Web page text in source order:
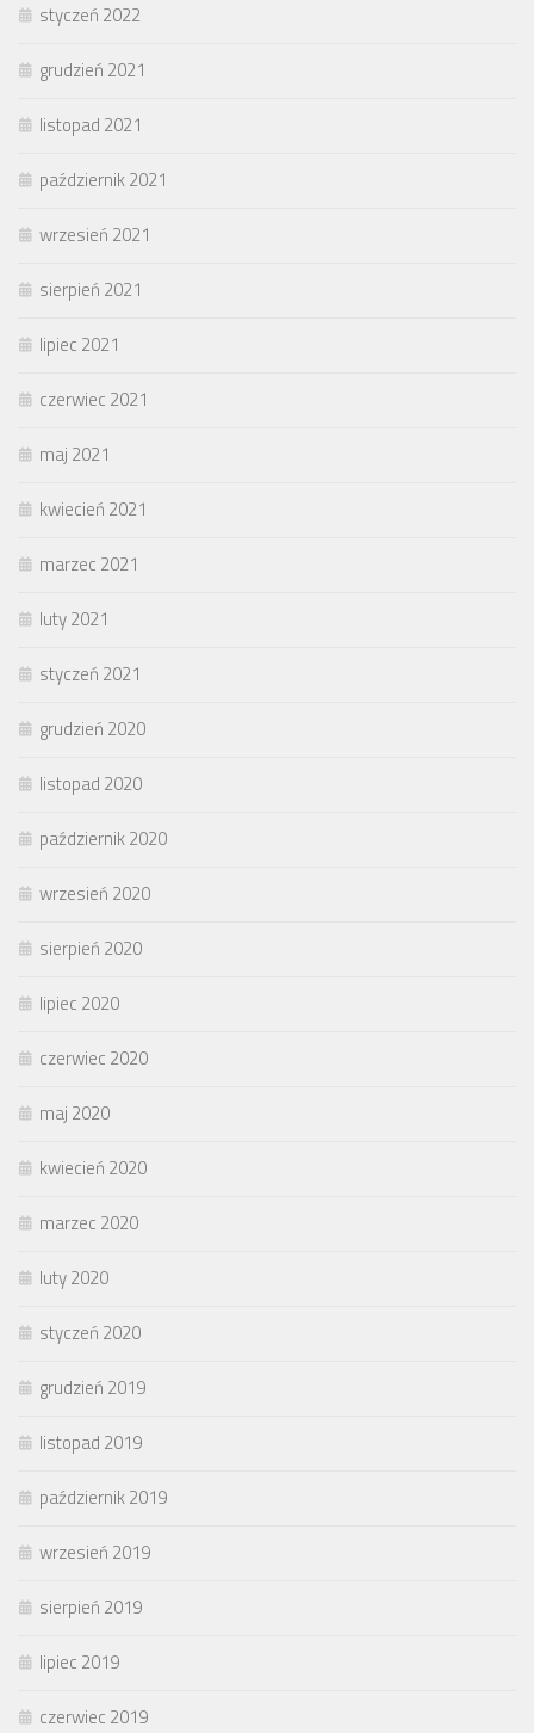
styczeń 2022
grudzień 2021
listopad 2021
październik 2021
wrzesień 2021
sierpień 2021
lipiec 2021
czerwiec 2021
maj 2021
kwiecień 2021
marzec 2021
luty 2021
styczeń 2021
grudzień 2020
listopad 2020
październik 2020
wrzesień 2020
sierpień 2020
lipiec 2020
czerwiec 2020
maj 2020
kwiecień 2020
marzec 2020
luty 2020
styczeń 2020
grudzień 2019
listopad 2019
październik 2019
wrzesień 2019
sierpień 2019
lipiec 2019
czerwiec 2019